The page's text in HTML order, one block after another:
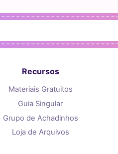
Recursos
Materiais Gratuitos
Guia Singular
Grupo de Achadinhos
Loja de Arquivos